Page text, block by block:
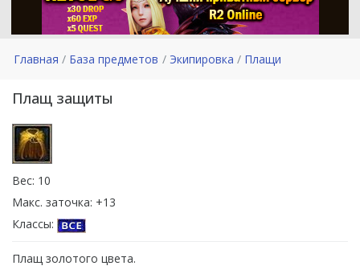
Главная База предметов Экипировка Плащи
Плащ защиты
Вес: 10
Макс. заточка: +13
Классы:
Плащ золотого цвета.